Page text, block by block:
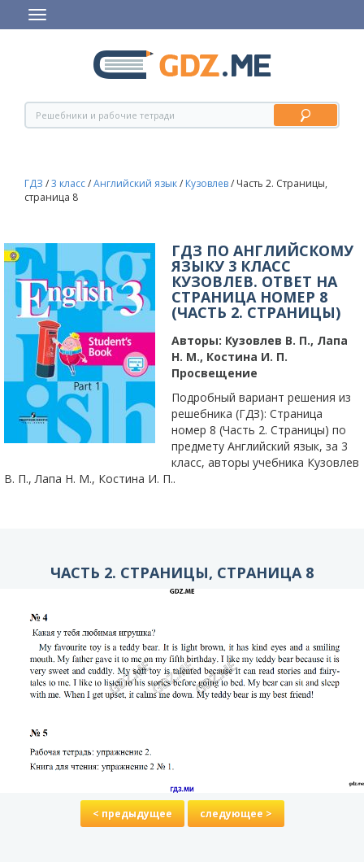
ГДЗ /3 класс/Английский язык/ Кузовлев/ Часть 2. Страницы,
страница 8
ГДЗ ПО АНГЛИЙСКОМУ
ЯЗЫКУ 3 КЛАСС
КУЗОВЛЕВ. ОТВЕТ НА
СТРАНИЦА НОМЕР 8
(ЧАСТЬ 2. СТРАНИЦЫ)
Авторы: Кузовлев В. П., Лапа
Н. М., Костина И. П.
Просвещение
Подробный вариант решения из
решебника (ГДЗ): Страница
номер 8 (Часть 2. Страницы) по
предмету Английский язык, за 3
класс, авторы учебника Кузовлев
В. П., Лапа Н. М., Костина И. П..
ЧАСТЬ 2. СТРАНИЦЫ, СТРАНИЦА 8
< предыдущее следующее >